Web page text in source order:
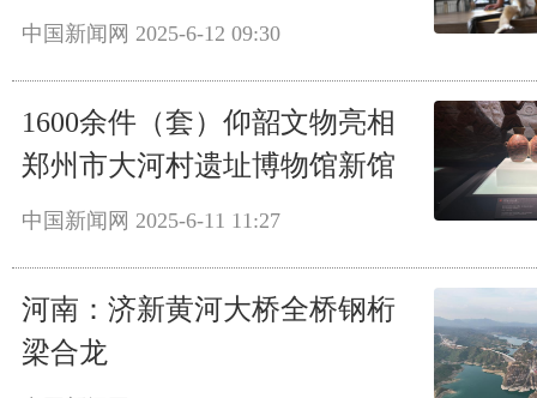
中国新闻网 2025-6-12 09:30
1600余件（套）仰韶文物亮相
郑州市大河村遗址博物馆新馆
中国新闻网 2025-6-11 11:27
河南：济新黄河大桥全桥钢桁
梁合龙